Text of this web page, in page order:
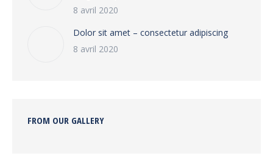
8 avril 2020
Dolor sit amet – consectetur adipiscing
8 avril 2020
FROM OUR GALLERY